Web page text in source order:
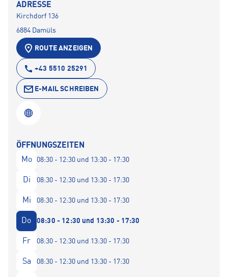
ADRESSE
Kirchdorf 136
6884 Damüls
ROUTE ANZEIGEN
+43 5510 25291
E-MAIL SCHREIBEN
ÖFFNUNGSZEITEN
Mo
08:30 - 12:30 und 13:30 - 17:30
Di 08:30 - 12:30 und 13:30 - 17:30
Mi 08:30 - 12:30 und 13:30 - 17:30
Do 08:30 - 12:30 und 13:30 - 17:30
Fr 08:30 - 12:30 und 13:30 - 17:30
Sa 08:30 - 12:30 und 13:30 - 17:30